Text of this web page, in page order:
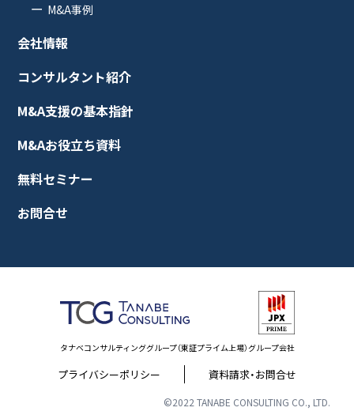
M&A事例
会社情報
コンサルタント紹介
M&A支援の基本指針
M&Aお役立ち資料
無料セミナー
お問合せ
タナベコンサルティンググループ（東証プライム上場）グループ会社
プライバシーポリシー 資料請求・お問合せ
©2022 TANABE CONSULTING CO., LTD.